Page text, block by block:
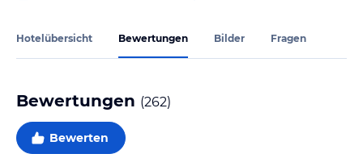
Hotelübersicht Bewertungen Bilder Fragen
Bewertungen (262)
Bewerten